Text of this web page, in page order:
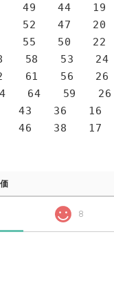
49 44 19
52 47 20
50 22
58 53 24
61 56 26
64 59 26
43 36 16
46 38 17
8